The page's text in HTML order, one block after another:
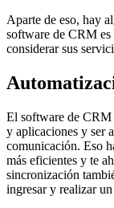
Aparte de eso, hay
software de CRM es
considerar sus
El software de CRM
y aplicaciones y ser
comunicación. Eso
más eficientes y te
sincronización
ingresar y realizar